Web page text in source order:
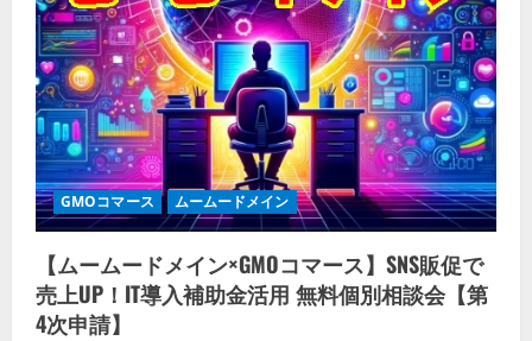
GMOコマース ムームードメイン
【ムームードメイン×GMOコマース】SNS販促で
売上UP！IT導入補助金活用 無料個別相談会【第
4次申請】